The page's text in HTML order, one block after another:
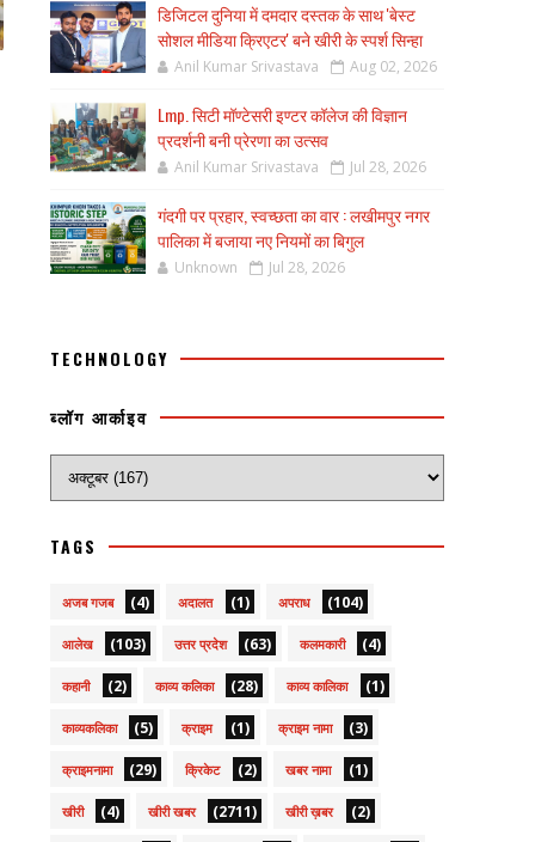
डिजिटल दुनिया में दमदार दस्तक के साथ 'बेस्ट
सोशल मीडिया क्रिएटर' बने खीरी के स्पर्श सिन्हा
Anil Kumar Srivastava Aug 02, 2026
Lmp. सिटी मॉण्टेसरी इण्टर कॉलेज की विज्ञान
प्रदर्शनी बनी प्रेरणा का उत्सव
Anil Kumar Srivastava Jul 28, 2026
गंदगी पर प्रहार, स्वच्छता का वार : लखीमपुर नगर
पालिका में बजाया नए नियमों का बिगुल
Unknown Jul 28, 2026
TECHNOLOGY
ब्लॉग आर्काइव
TAGS
अजब गजब (4) अदालत (1) अपराध (104)
आलेख (103) उत्तर प्रदेश (63) कलमकारी (4)
कहानी (2) काव्य कलिका (28) काव्य कालिका (1)
काव्यकलिका (5) क्राइम (1) क्राइम नामा (3)
क्राइमनामा (29) क्रिकेट (2) खबर नामा (1)
खीरी (4) खीरी खबर (2711) खीरी ख़बर (2)